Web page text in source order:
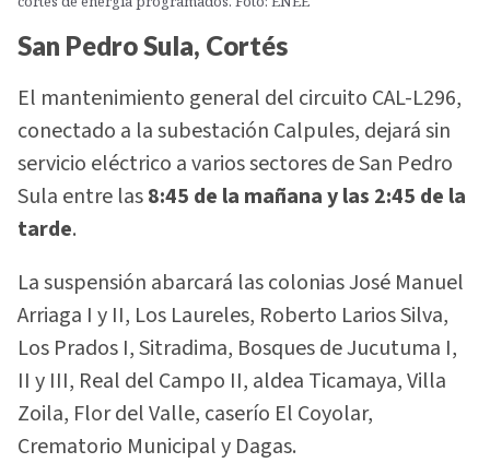
San Pedro Sula, Cortés
El mantenimiento general del circuito CAL-L296,
conectado a la subestación Calpules, dejará sin
servicio eléctrico a varios sectores de San Pedro
Sula entre las8:45 de la mañana y las 2:45 de la
tarde.
La suspensión abarcará las colonias José Manuel
Arriaga I y II, Los Laureles, Roberto Larios Silva,
Los Prados I, Sitradima, Bosques de Jucutuma I,
II y III, Real del Campo II, aldea Ticamaya, Villa
Zoila, Flor del Valle, caserío El Coyolar,
Crematorio Municipal y Dagas.